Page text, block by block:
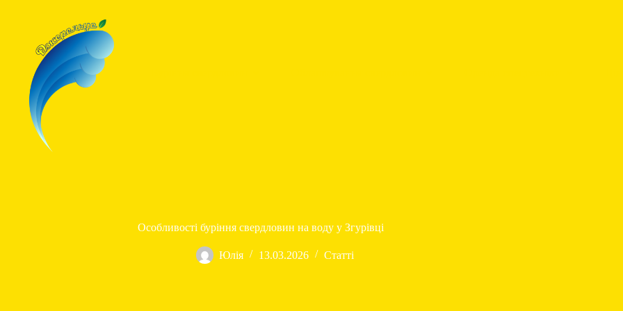
Особливості буріння свердловин на воду у Згурівці
Юлія 13.03.2026 Статті